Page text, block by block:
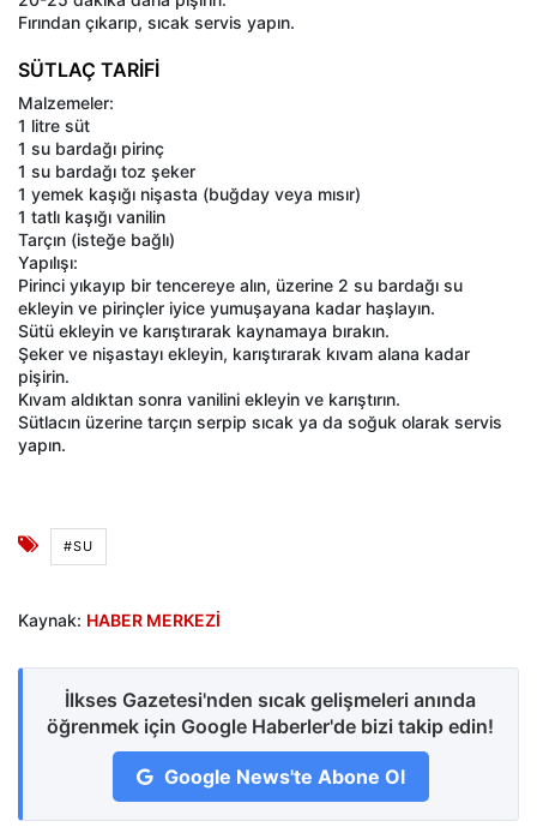
Fırından çıkarıp, sıcak servis yapın.
SÜTLAÇ TARİFİ
Malzemeler:
1 litre süt
1 su bardağı pirinç
1 su bardağı toz şeker
1 yemek kaşığı nişasta (buğday veya mısır)
1 tatlı kaşığı vanilin
Tarçın (isteğe bağlı)
Yapılışı:
Pirinci yıkayıp bir tencereye alın, üzerine 2 su bardağı su
ekleyin ve pirinçler iyice yumuşayana kadar haşlayın.
Sütü ekleyin ve karıştırarak kaynamaya bırakın.
Şeker ve nişastayı ekleyin, karıştırarak kıvam alana kadar
pişirin.
Kıvam aldıktan sonra vanilini ekleyin ve karıştırın.
Sütlacın üzerine tarçın serpip sıcak ya da soğuk olarak servis
yapın.
#SU
Kaynak: HABER MERKEZİ
İlkses Gazetesi'nden sıcak gelişmeleri anında
öğrenmek için Google Haberler'de bizi takip edin!
Google News'te Abone Ol